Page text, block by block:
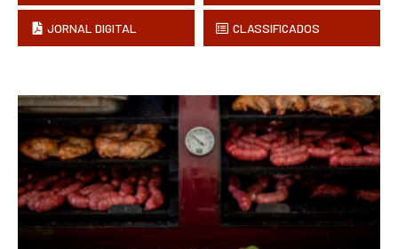
JORNAL DIGITAL CLASSIFICADOS